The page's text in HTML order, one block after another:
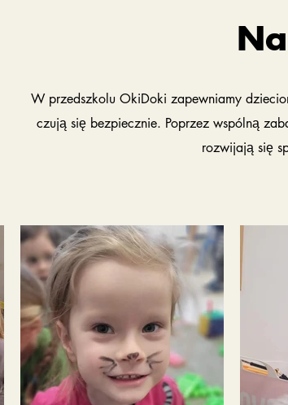
W przedszkolu OkiDoki zapewniamy
czują się bezpiecznie. Poprzez wspólną
rozwijają się